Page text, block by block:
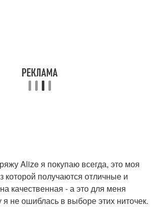
Красивая шапка
Alize я покупаю всегда, это моя
получаются отличные и
качественная - а это для меня
я не ошиблась в выборе этих ниточек.